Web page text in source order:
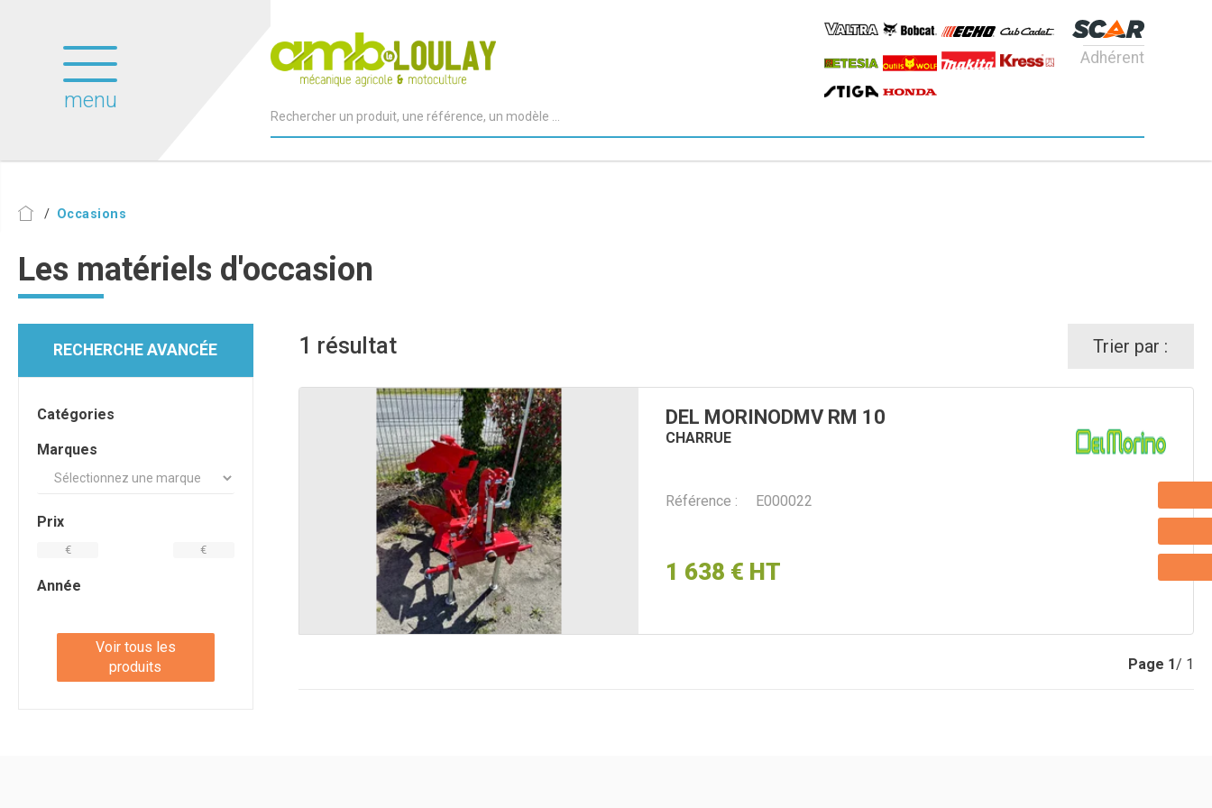
menu
Adhérent
Occasions
Les matériels d'occasion
RECHERCHE AVANCÉE
Catégories
Marques
Prix
€ €
Année
Voir tous les
produits
1 résultat Trier par :
CHARRUE
DEL MORINODMV RM 10
Référence E000022
1 638 € HT
Page 1/ 1